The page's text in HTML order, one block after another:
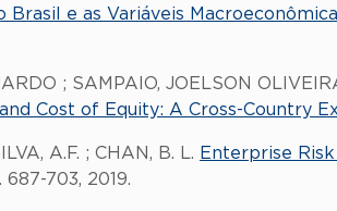
Brasil e as Variáveis
; SAMPAIO, JOELSON
Cost of Equity: A Cross-Country
A.F. ; CHAN, B. L. Enterprise
687-703, 2019.